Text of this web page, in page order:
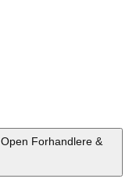
Open Forhandlere &